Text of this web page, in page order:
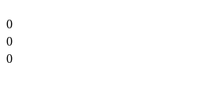
0
0
0